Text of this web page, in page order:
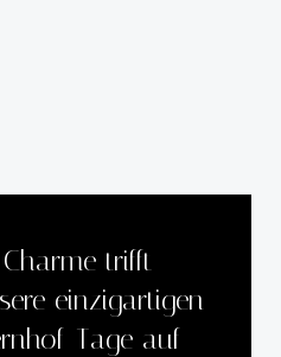
trifft
einzigartigen
Tage auf